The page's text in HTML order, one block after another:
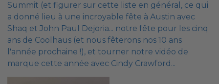
Summit (et figurer sur cette liste en général, ce qui
a donné lieu à une incroyable fête à Austin avec
Shaq et John Paul Dejoria... notre fête pour les cinq
ans de Coolhaus (et nous fêterons nos 10 ans
l'année prochaine !), et tourner notre vidéo de
marque cette année avec Cindy Crawford...